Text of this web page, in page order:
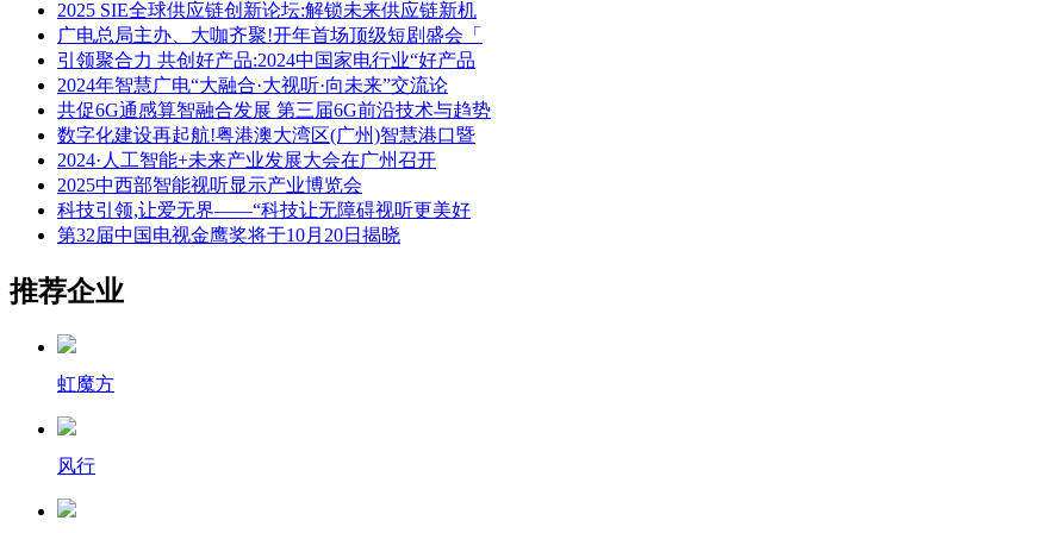
2025 SIE全球供应链创新论坛:解锁未来供应链新机
广电总局主办、大咖齐聚!开年首场顶级短剧盛会「
引领聚合力 共创好产品:2024中国家电行业“好产品
2024年智慧广电“大融合·大视听·向未来”交流论
共促6G通感算智融合发展 第三届6G前沿技术与趋势
数字化建设再起航!粤港澳大湾区(广州)智慧港口暨
2024·人工智能+未来产业发展大会在广州召开
2025中西部智能视听显示产业博览会
科技引领,让爱无界——“科技让无障碍视听更美好
第32届中国电视金鹰奖将于10月20日揭晓
推荐企业
虹魔方
风行